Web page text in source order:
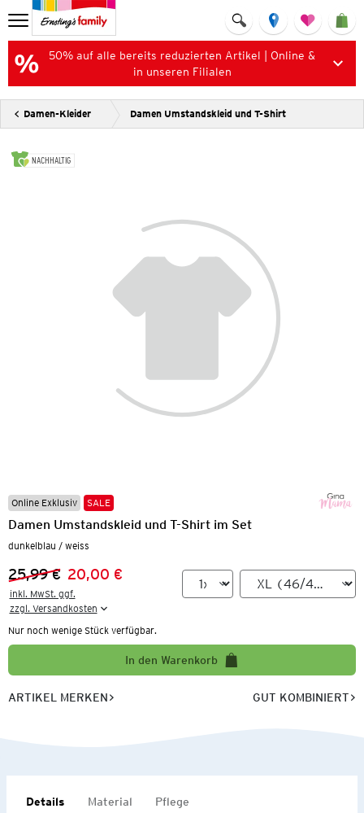
50% auf alle bereits reduzierten Artikel | Online &
in unseren Filialen
Damen-Kleider Damen Umstandskleid und T-Shirt
NACHHALTIG
Online Exklusiv SALE
Damen Umstandskleid und T-Shirt im Set
dunkelblau / weiss
Vorheriger Preis:
25,99 €
Neuer Preis:20,00 €
inkl. MwSt. ggf.
zzgl. Versandkosten
Nur noch wenige Stück verfügbar.
In den Warenkorb
ARTIKEL MERKEN GUT KOMBINIERT
Details Material Pflege